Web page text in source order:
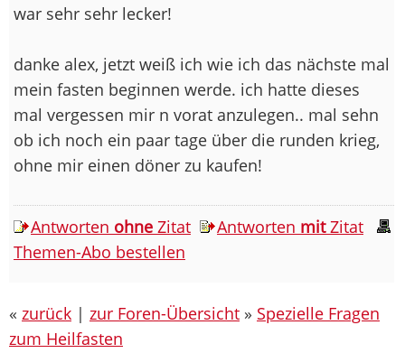
war sehr sehr lecker!
danke alex, jetzt weiß ich wie ich das nächste mal
mein fasten beginnen werde. ich hatte dieses
mal vergessen mir n vorat anzulegen.. mal sehn
ob ich noch ein paar tage über die runden krieg,
ohne mir einen döner zu kaufen!
Antworten ohne Zitat Antworten mitZitat
Themen-Abo bestellen
« zurück | zur Foren-Übersicht » Spezielle Fragen
zum Heilfasten